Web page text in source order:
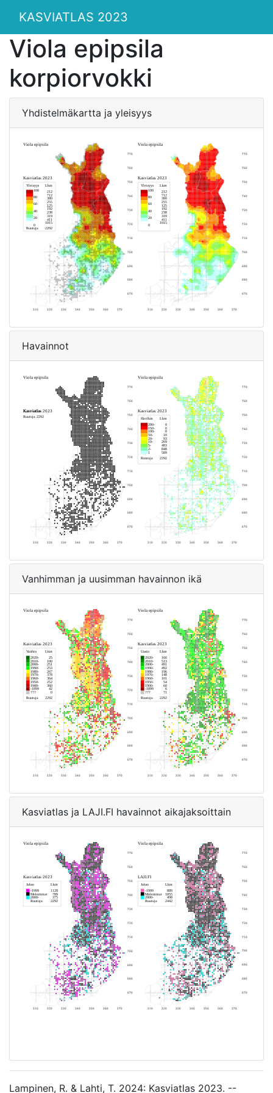
KASVIATLAS 2023
Viola epipsila
korpiorvokki
Yhdistelmäkartta ja yleisyys
Havainnot
Vanhimman ja uusimman havainnon ikä
Kasviatlas ja LAJI.FI havainnot aikajaksoittain
Lampinen, R. & Lahti, T. 2024: Kasviatlas 2023. --